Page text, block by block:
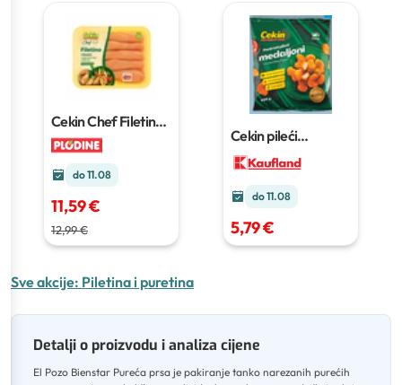
Cekin Chef Filetino
classic1 kg
do 11.08
11,59 €
12,99 €
Cekin pileći
do 11.08
5,79 €
Sve akcije: Piletina i puretina
Detalji o proizvodu i analiza cijene
El Pozo Bienstar Pureća prsa je pakiranje tanko narezanih purećih